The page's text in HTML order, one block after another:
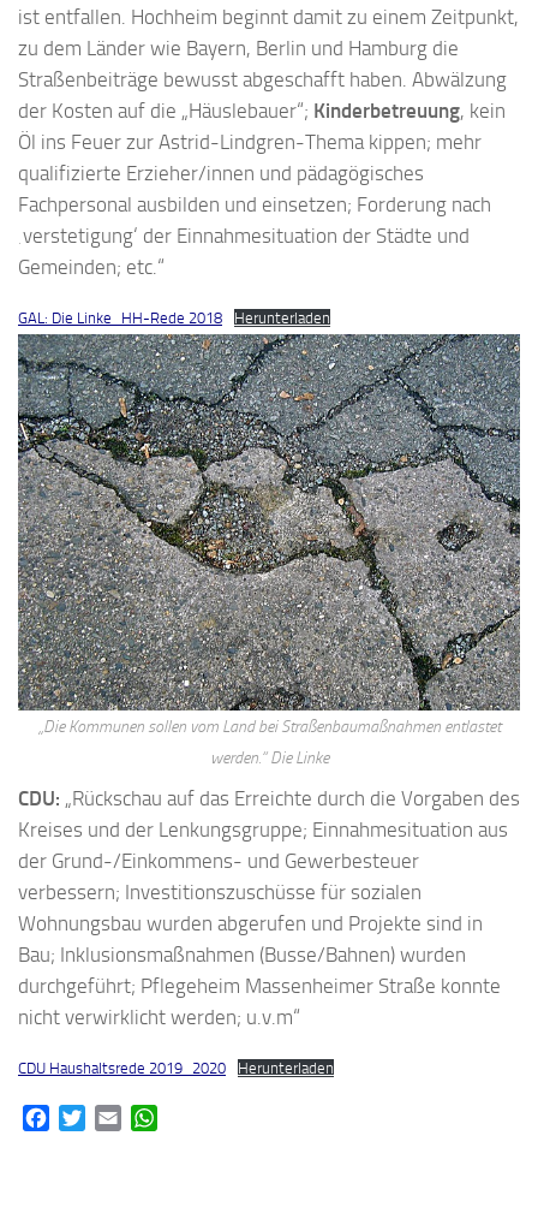
ist entfallen. Hochheim beginnt damit zu einem Zeitpunkt,
zu dem Länder wie Bayern, Berlin und Hamburg die
Straßenbeiträge bewusst abgeschafft haben. Abwälzung
der Kosten auf die „Häuslebauer“; Kinderbetreuung, kein
Öl ins Feuer zur Astrid-Lindgren-Thema kippen; mehr
qualifizierte Erzieher/innen und pädagögisches
Fachpersonal ausbilden und einsetzen; Forderung nach
‚verstetigung‘ der Einnahmesituation der Städte und
Gemeinden; etc.“
GAL: Die Linke_HH-Rede 2018 Herunterladen
„Die Kommunen sollen vom Land bei Straßenbaumaßnahmen entlastet
werden.“ Die Linke
CDU: „Rückschau auf das Erreichte durch die Vorgaben des
Kreises und der Lenkungsgruppe; Einnahmesituation aus
der Grund-/Einkommens- und Gewerbesteuer
verbessern; Investitionszuschüsse für sozialen
Wohnungsbau wurden abgerufen und Projekte sind in
Bau; Inklusionsmaßnahmen (Busse/Bahnen) wurden
durchgeführt; Pflegeheim Massenheimer Straße konnte
nicht verwirklicht werden; u.v.m“
CDU Haushaltsrede 2019_2020 Herunterladen
FacebookTwitterEmail